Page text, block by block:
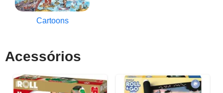
Cartoons
Acessórios